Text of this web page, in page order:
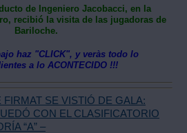
de Ingeniero Jacobacci, en la
recibió la visita de las jugadoras de
Bariloche.
haz "CLICK", y veràs todo lo
a lo ACONTECIDO !!!
FIRMAT SE VISTIÓ DE GALA:
CON EL CLASIFICATORIO
“A” –